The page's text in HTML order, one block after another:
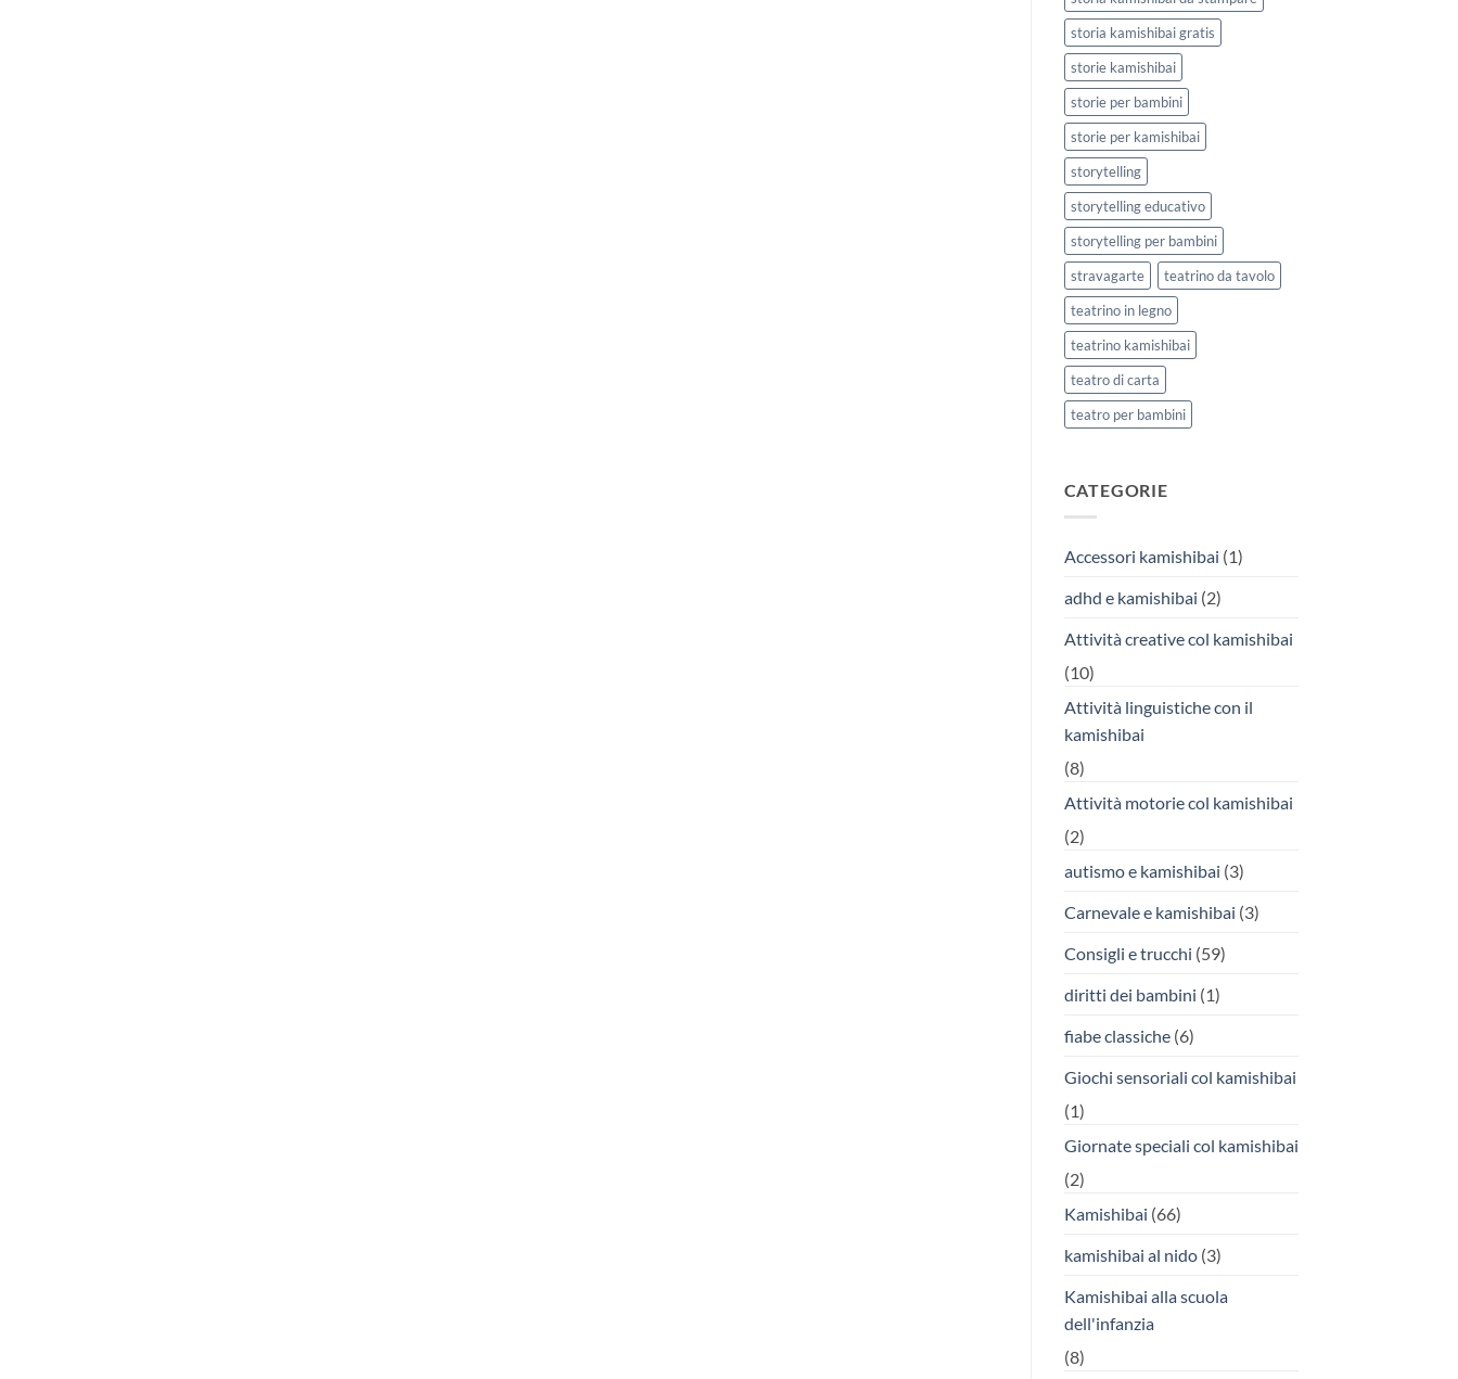
storia kamishibai gratis
storie kamishibai
storie per bambini
storie per kamishibai
storytelling
storytelling educativo
storytelling per bambini
stravagarte
teatrino da tavolo
teatrino in legno
teatrino kamishibai
teatro di carta
teatro per bambini
CATEGORIE
Accessori kamishibai (1)
adhd e kamishibai (2)
Attività creative col kamishibai
(10)
Attività linguistiche con il
kamishibai
(8)
Attività motorie col kamishibai
(2)
autismo e kamishibai (3)
Carnevale e kamishibai (3)
Consigli e trucchi (59)
diritti dei bambini (1)
fiabe classiche(6)
Giochi sensoriali col kamishibai
(1)
Giornate speciali col kamishibai
(2)
Kamishibai (66)
kamishibai al nido(3)
Kamishibai alla scuola
dell'infanzia
(8)